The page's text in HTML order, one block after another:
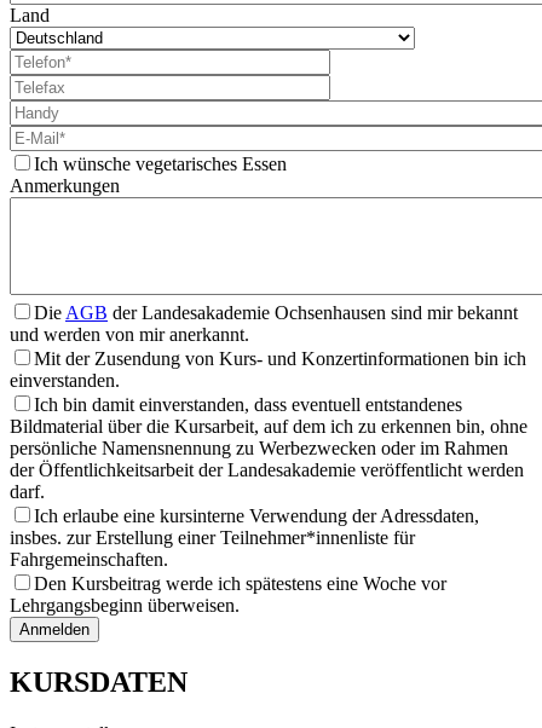
Land
Ich wünsche vegetarisches Essen
Anmerkungen
DieAGB der Landesakademie Ochsenhausen sind mir bekannt
und werden von mir anerkannt.
Mit der Zusendung von Kurs- und Konzertinformationen bin ich
einverstanden.
Ich bin damit einverstanden, dass eventuell entstandenes
Bildmaterial über die Kursarbeit, auf dem ich zu erkennen bin, ohne
persönliche Namensnennung zu Werbezwecken oder im Rahmen
der Öffentlichkeitsarbeit der Landesakademie veröffentlicht werden
darf.
Ich erlaube eine kursinterne Verwendung der Adressdaten,
insbes. zur Erstellung einer Teilnehmer*innenliste für
Fahrgemeinschaften.
Den Kursbeitrag werde ich spätestens eine Woche vor
Lehrgangsbeginn überweisen.
Anmelden
KURSDATEN